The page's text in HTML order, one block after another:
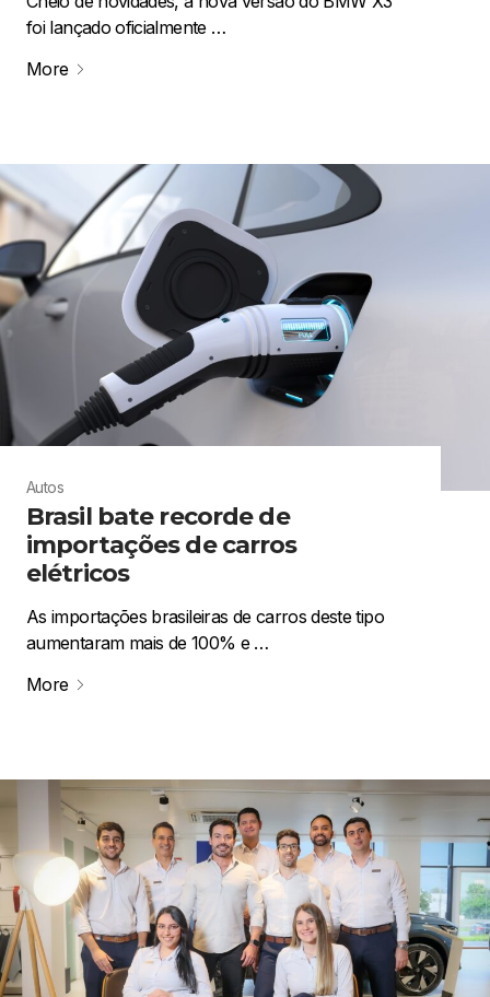
foi lançado oficialmente …
More
Autos
Brasil bate recorde de
importações de carros
elétricos
As importações brasileiras de carros deste tipo
aumentaram mais de 100% e …
More